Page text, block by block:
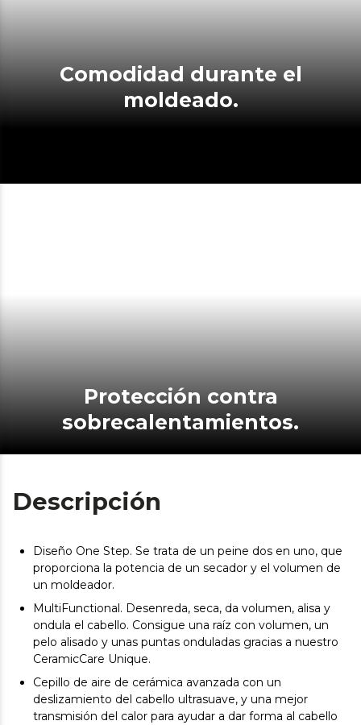
Comodidad durante el
moldeado.
Protección contra
sobrecalentamientos.
Descripción
Diseño One Step. Se trata de un peine dos en uno, que
proporciona la potencia de un secador y el volumen de
un moldeador.
MultiFunctional. Desenreda, seca, da volumen, alisa y
ondula el cabello. Consigue una raíz con volumen, un
pelo alisado y unas puntas onduladas gracias a nuestro
CeramicCare Unique.
Cepillo de aire de cerámica avanzada con un
deslizamiento del cabello ultrasuave, y una mejor
transmisión del calor para ayudar a dar forma al cabello